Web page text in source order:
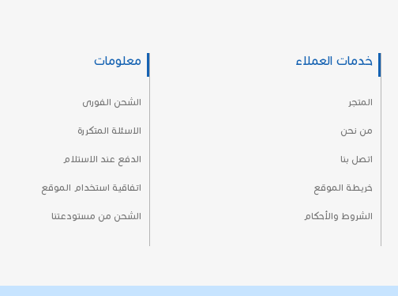
خدمات العملاء
المتجر
من نحن
اتصل بنا
خريطة الموقع
الشروط والأحكام
معلومات
الشحن الفورى
الاسئلة المتكررة
الدفع عند الاستلام
اتفاقية استخدام الموقع
الشحن من مستودعتنا